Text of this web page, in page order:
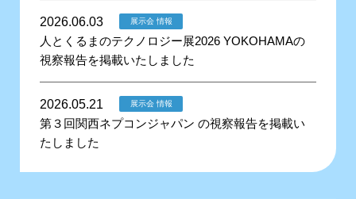
2026.06.03 展示会 情報
人とくるまのテクノロジー展2026 YOKOHAMAの
視察報告を掲載いたしました
2026.05.21 展示会 情報
第３回関西ネプコンジャパン の視察報告を掲載い
たしました